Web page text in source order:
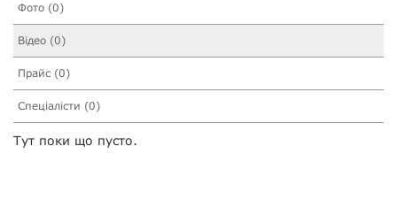
Фото (0)
Відео (0)
Прайс (0)
Спеціалісти (0)
Тут поки що пусто.